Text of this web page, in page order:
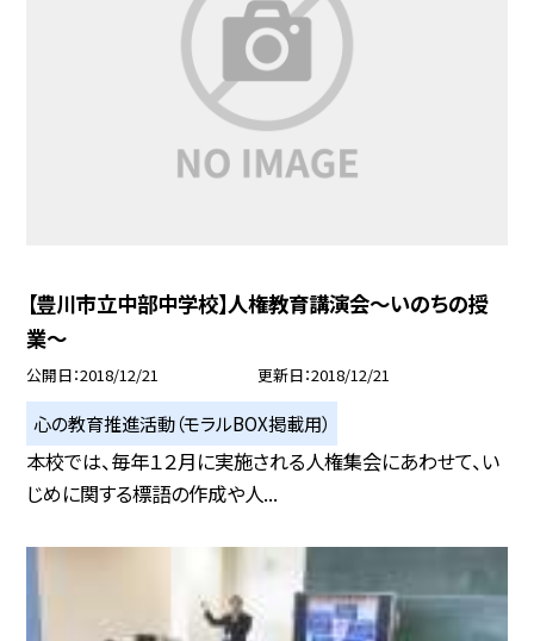
【豊川市立中部中学校】人権教育講演会〜いのちの授
業〜
公開日 2018/12/21 更新日 2018/12/21
心の教育推進活動（モラルBOX掲載用）
本校では、毎年１２月に実施される人権集会にあわせて、い
じめに関する標語の作成や人...